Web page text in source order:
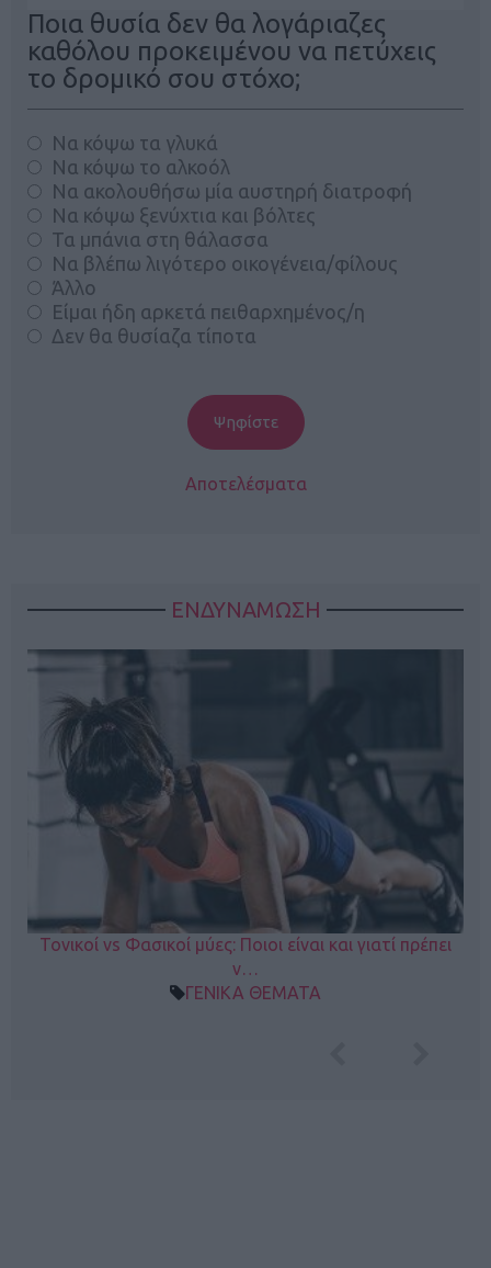
Ποια θυσία δεν θα λογάριαζες
καθόλου προκειμένου να πετύχεις
το δρομικό σου στόχο;
Να κόψω τα γλυκά
Να κόψω το αλκοόλ
Να ακολουθήσω μία αυστηρή διατροφή
Να κόψω ξενύχτια και βόλτες
Τα μπάνια στη θάλασσα
Να βλέπω λιγότερο οικογένεια/φίλους
Άλλο
Είμαι ήδη αρκετά πειθαρχημένος/η
Δεν θα θυσίαζα τίποτα
Αποτελέσματα
ΕΝΔΥΝΑΜΩΣΗ
Τονικοί vs Φασικοί μύες: Ποιοι είναι και γιατί πρέπει
ν…
ΓΕΝΙΚΑ ΘΕΜΑΤΑ